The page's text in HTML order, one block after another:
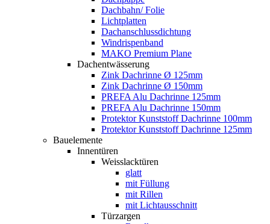
Dachbahn/ Folie
Lichtplatten
Dachanschlussdichtung
Windrispenband
MAKO Premium Plane
Dachentwässerung
Zink Dachrinne Ø 125mm
Zink Dachrinne Ø 150mm
PREFA Alu Dachrinne 125mm
PREFA Alu Dachrinne 150mm
Protektor Kunststoff Dachrinne 100mm
Protektor Kunststoff Dachrinne 125mm
Bauelemente
Innentüren
Weisslacktüren
glatt
mit Füllung
mit Rillen
mit Lichtausschnitt
Türzargen